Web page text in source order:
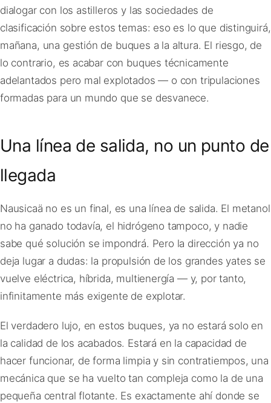
dialogar con los astilleros y las sociedades de
clasificación sobre estos temas: eso es lo que distinguirá,
mañana, una gestión de buques a la altura. El riesgo, de
lo contrario, es acabar con buques técnicamente
adelantados pero mal explotados — o con tripulaciones
formadas para un mundo que se desvanece.
Una línea de salida, no un punto de
llegada
Nausicaä no es un final, es una línea de salida. El metanol
no ha ganado todavía, el hidrógeno tampoco, y nadie
sabe qué solución se impondrá. Pero la dirección ya no
deja lugar a dudas: la propulsión de los grandes yates se
vuelve eléctrica, híbrida, multienergía — y, por tanto,
infinitamente más exigente de explotar.
El verdadero lujo, en estos buques, ya no estará solo en
la calidad de los acabados. Estará en la capacidad de
hacer funcionar, de forma limpia y sin contratiempos, una
mecánica que se ha vuelto tan compleja como la de una
pequeña central flotante. Es exactamente ahí donde se